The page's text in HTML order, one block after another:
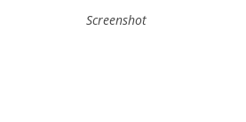
Screenshot